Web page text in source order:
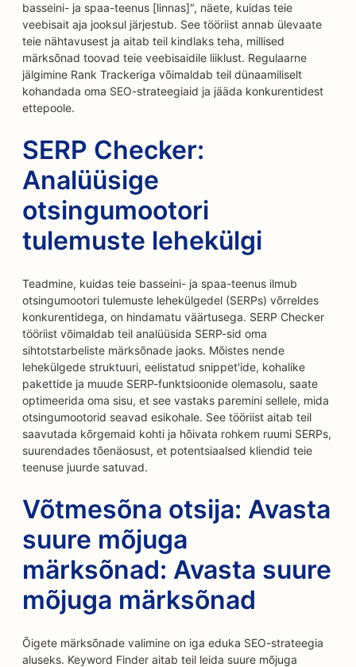
basseini- ja spaa-teenus [linnas]", näete, kuidas teie
veebisait aja jooksul järjestub. See tööriist annab ülevaate
teie nähtavusest ja aitab teil kindlaks teha, millised
märksõnad toovad teie veebisaidile liiklust. Regulaarne
jälgimine Rank Trackeriga võimaldab teil dünaamiliselt
kohandada oma SEO-strateegiaid ja jääda konkurentidest
ettepoole.
SERP Checker:
Analüüsige
otsingumootori
tulemuste lehekülgi
Teadmine, kuidas teie basseini- ja spaa-teenus ilmub
otsingumootori tulemuste lehekülgedel (SERPs) võrreldes
konkurentidega, on hindamatu väärtusega. SERP Checker
tööriist võimaldab teil analüüsida SERP-sid oma
sihtotstarbeliste märksõnade jaoks. Mõistes nende
lehekülgede struktuuri, eelistatud snippet'ide, kohalike
pakettide ja muude SERP-funktsioonide olemasolu, saate
optimeerida oma sisu, et see vastaks paremini sellele, mida
otsingumootorid seavad esikohale. See tööriist aitab teil
saavutada kõrgemaid kohti ja hõivata rohkem ruumi SERPs,
suurendades tõenäosust, et potentsiaalsed kliendid teie
teenuse juurde satuvad.
Võtmesõna otsija: Avasta
suure mõjuga
märksõnad: Avasta suure
mõjuga märksõnad
Õigete märksõnade valimine on iga eduka SEO-strateegia
aluseks. Keyword Finder aitab teil leida suure mõjuga